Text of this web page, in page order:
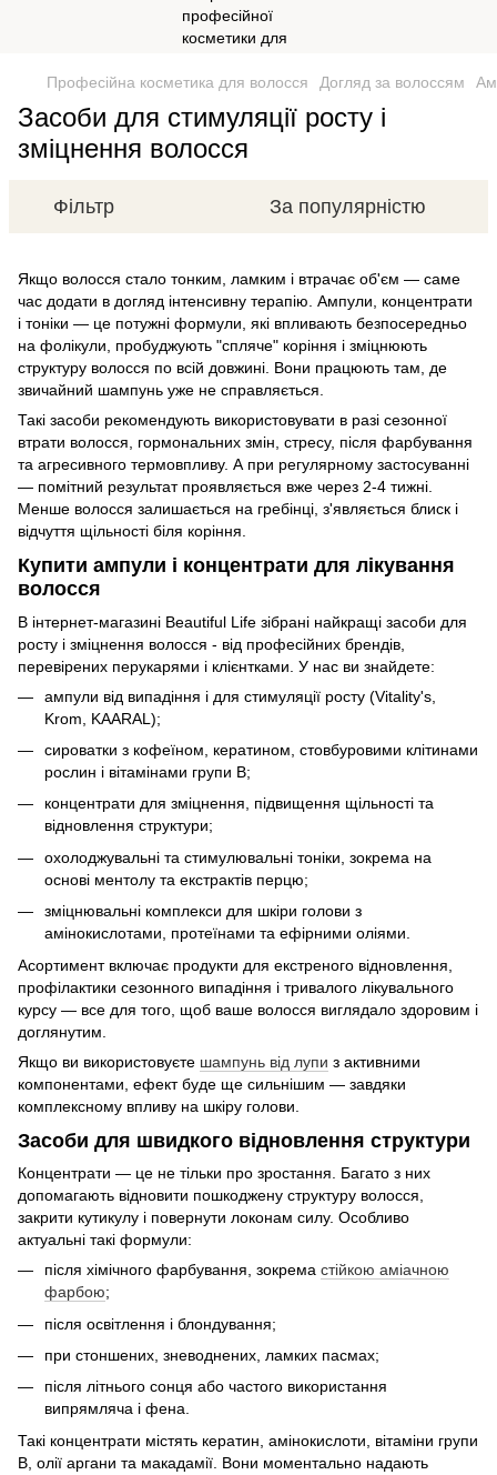
Професійна косметика для волосся Догляд за волоссям
Засоби для стимуляції росту і
зміцнення волосся
Фільтр За популярністю
Якщо волосся стало тонким, ламким і втрачає об'єм — саме
час додати в догляд інтенсивну терапію. Ампули, концентрати
і тоніки — це потужні формули, які впливають безпосередньо
на фолікули, пробуджують "спляче" коріння і зміцнюють
структуру волосся по всій довжині. Вони працюють там, де
звичайний шампунь уже не справляється.
Такі засоби рекомендують використовувати в разі сезонної
втрати волосся, гормональних змін, стресу, після фарбування
та агресивного термовпливу. А при регулярному застосуванні
— помітний результат проявляється вже через 2-4 тижні.
Менше волосся залишається на гребінці, з'являється блиск і
відчуття щільності біля коріння.
Купити ампули і концентрати для лікування
волосся
В інтернет-магазині Beautiful Life зібрані найкращі засоби для
росту і зміцнення волосся - від професійних брендів,
перевірених перукарями і клієнтками. У нас ви знайдете:
ампули від випадіння і для стимуляції росту (Vitality's,
Krom, KAARAL);
сироватки з кофеїном, кератином, стовбуровими клітинами
рослин і вітамінами групи B;
концентрати для зміцнення, підвищення щільності та
відновлення структури;
охолоджувальні та стимулювальні тоніки, зокрема на
основі ментолу та екстрактів перцю;
зміцнювальні комплекси для шкіри голови з
амінокислотами, протеїнами та ефірними оліями.
Асортимент включає продукти для екстреного відновлення,
профілактики сезонного випадіння і тривалого лікувального
курсу — все для того, щоб ваше волосся виглядало здоровим і
доглянутим.
Якщо ви використовуєте шампунь від лупи з активними
компонентами, ефект буде ще сильнішим — завдяки
комплексному впливу на шкіру голови.
Засоби для швидкого відновлення структури
Концентрати — це не тільки про зростання. Багато з них
допомагають відновити пошкоджену структуру волосся,
закрити кутикулу і повернути локонам силу. Особливо
актуальні такі формули:
після хімічного фарбування, зокрема стійкою аміачною
фарбою;
після освітлення і блондування;
при стоншених, зневоднених, ламких пасмах;
після літнього сонця або частого використання
випрямляча і фена.
Такі концентрати містять кератин, амінокислоти, вітаміни групи
B, олії аргани та макадамії. Вони моментально надають